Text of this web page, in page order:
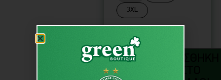
3XL